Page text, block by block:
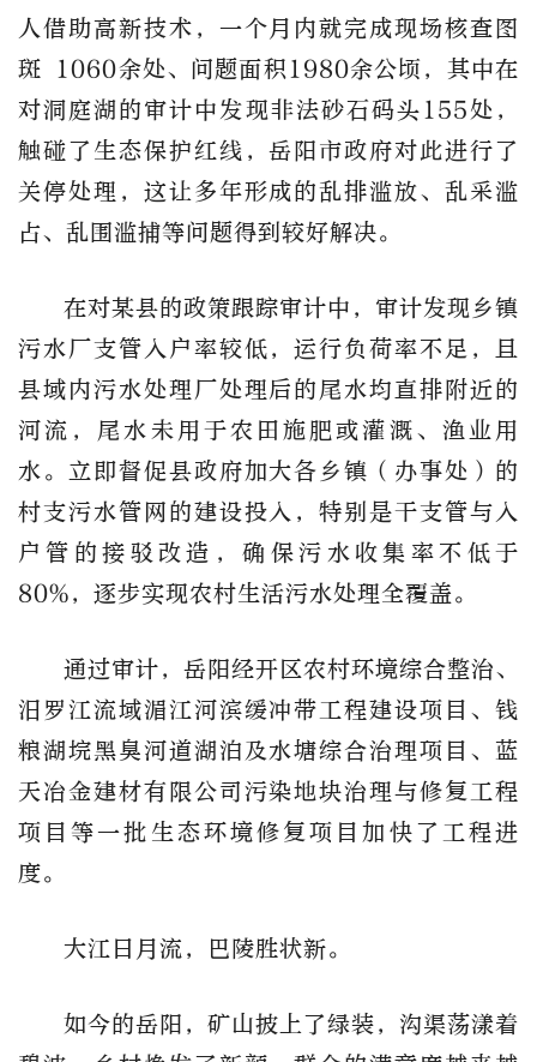
人借助高新技术，一个月内就完成现场核查图
斑 1060余处、问题面积1980余公顷，其中在
对洞庭湖的审计中发现非法砂石码头155处，
触碰了生态保护红线，岳阳市政府对此进行了
关停处理，这让多年形成的乱排滥放、乱采滥
占、乱围滥捕等问题得到较好解决。
在对某县的政策跟踪审计中，审计发现乡镇
污水厂支管入户率较低，运行负荷率不足，且
县域内污水处理厂处理后的尾水均直排附近的
河流，尾水未用于农田施肥或灌溉、渔业用
水。立即督促县政府加大各乡镇（办事处）的
村支污水管网的建设投入，特别是干支管与入
户管的接驳改造，确保污水收集率不低于
80%，逐步实现农村生活污水处理全覆盖。
通过审计，岳阳经开区农村环境综合整治、
汨罗江流域湄江河滨缓冲带工程建设项目、钱
粮湖垸黑臭河道湖泊及水塘综合治理项目、蓝
天冶金建材有限公司污染地块治理与修复工程
项目等一批生态环境修复项目加快了工程进
度。
大江日月流，巴陵胜状新。
如今的岳阳，矿山披上了绿装，沟渠荡漾着